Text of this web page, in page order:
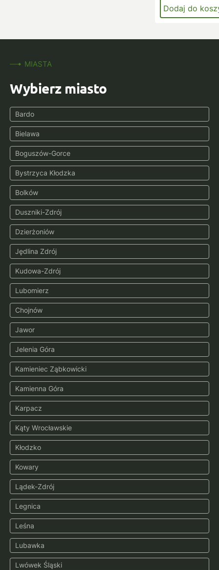
Dodaj do
MIASTA
Wybierz miasto
Bardo
Bielawa
Boguszów-Gorce
Bystrzyca Kłodzka
Bolków
Duszniki-Zdrój
Dzierżoniów
Jędlina Zdrój
Kudowa-Zdrój
Lubomierz
Chojnów
Jawor
Jelenia Góra
Kamieniec Ząbkowicki
Kamienna Góra
Karpacz
Kąty Wrocławskie
Kłodzko
Kowary
Lądek-Zdrój
Legnica
Leśna
Lubawka
Lwówek Śląski